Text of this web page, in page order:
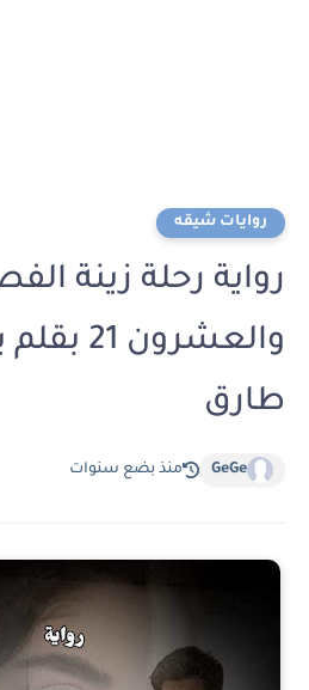
روايات شيقه
رواية رحلة زينة
طارق
GeGe منذ بضع سنوات